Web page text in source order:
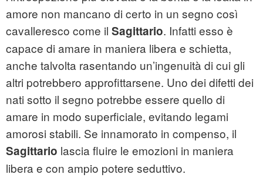
amore non mancano di certo in un segno così
cavalleresco come il Sagittario. Infatti esso è
capace di amare in maniera libera e schietta,
anche talvolta rasentando un’ingenuità di cui gli
altri potrebbero approfittarsene. Uno dei difetti dei
nati sotto il segno potrebbe essere quello di
amare in modo superficiale, evitando legami
amorosi stabili. Se innamorato in compenso, il
Sagittario lascia fluire le emozioni in maniera
libera e con ampio potere seduttivo.